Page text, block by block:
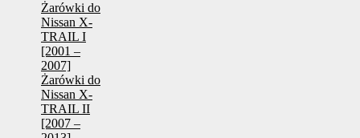
Żarówki do
Nissan X-
TRAIL I
[2001 –
2007]
Żarówki do
Nissan X-
TRAIL II
[2007 –